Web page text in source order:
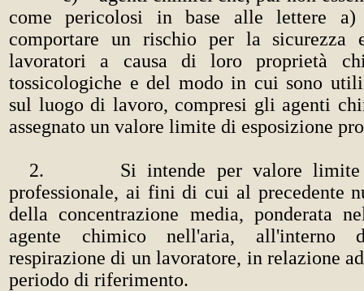
come pericolosi in base alle lettere a)
comportare un rischio per la sicurezza
lavoratori a causa di loro proprietà
tossicologiche e del modo in cui sono
sul luogo di lavoro, compresi gli agenti
assegnato un valore limite di esposizione
2. Si intende per valore limite
professionale, ai fini di cui al precedente
della concentrazione media, ponderata
agente chimico nell'aria, all'interno
respirazione di un lavoratore, in relazione
periodo di riferimento.